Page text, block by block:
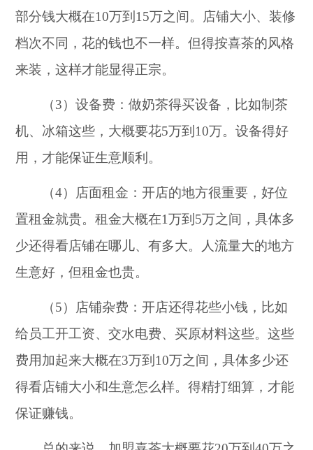
部分钱大概在10万到15万之间。店铺大小、装修
档次不同，花的钱也不一样。但得按喜茶的风格
来装，这样才能显得正宗。
（3）设备费：做奶茶得买设备，比如制茶
机、冰箱这些，大概要花5万到10万。设备得好
用，才能保证生意顺利。
（4）店面租金：开店的地方很重要，好位
置租金就贵。租金大概在1万到5万之间，具体多
少还得看店铺在哪儿、有多大。人流量大的地方
生意好，但租金也贵。
（5）店铺杂费：开店还得花些小钱，比如
给员工开工资、交水电费、买原材料这些。这些
费用加起来大概在3万到10万之间，具体多少还
得看店铺大小和生意怎么样。得精打细算，才能
保证赚钱。